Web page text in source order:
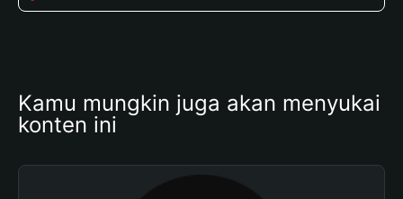
Kamu mungkin juga akan menyukai
konten ini